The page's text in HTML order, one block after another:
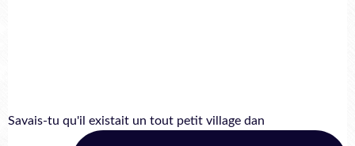
Savais-tu qu'il existait un tout petit village dan